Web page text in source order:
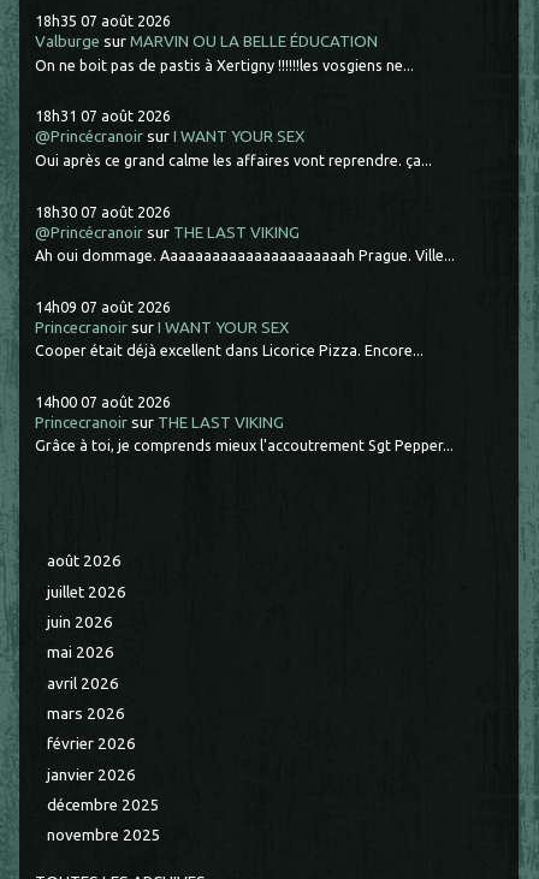
18h35 07 août 2026
Valburge surMARVIN OU LA BELLE ÉDUCATION
On ne boit pas de pastis à Xertigny !!!!!!les vosgiens ne...
18h31 07 août 2026
@Princécranoir surI WANT YOUR SEX
Oui après ce grand calme les affaires vont reprendre. ça...
18h30 07 août 2026
@Princécranoir sur THE LAST VIKING
Ah oui dommage. Aaaaaaaaaaaaaaaaaaaaaah Prague. Ville...
14h09 07 août 2026
Princecranoir surI WANT YOUR SEX
Cooper était déjà excellent dans Licorice Pizza. Encore...
14h00 07 août 2026
Princecranoir sur THE LAST VIKING
Grâce à toi, je comprends mieux l'accoutrement Sgt Pepper...
août 2026
juillet 2026
juin 2026
mai 2026
avril 2026
mars 2026
février 2026
janvier 2026
décembre 2025
novembre 2025